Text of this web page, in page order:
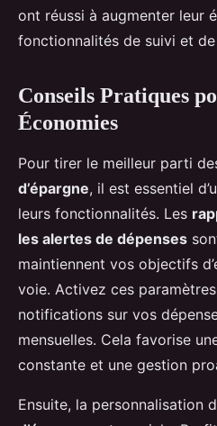
ont réussi à augmenter leur
fonctionnalités de suivi et
Conseils Pratiques
Économies
Pour tirer le meilleur parti
d’épargne, il est essentiel
leurs fonctionnalités. Les
les alertes de dépenses
maintiennent vos objectifs
voie. Activez ces
notifications sur vos
mensuelles. Cela favorise
constante et une gestion
Ensuite, la personnalisation